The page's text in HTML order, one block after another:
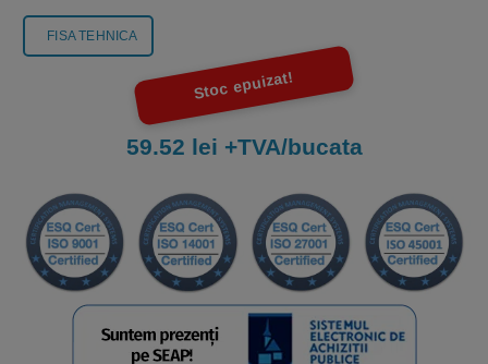
FISA TEHNICA
Stoc epuizat!
59.52 lei +TVA/bucata